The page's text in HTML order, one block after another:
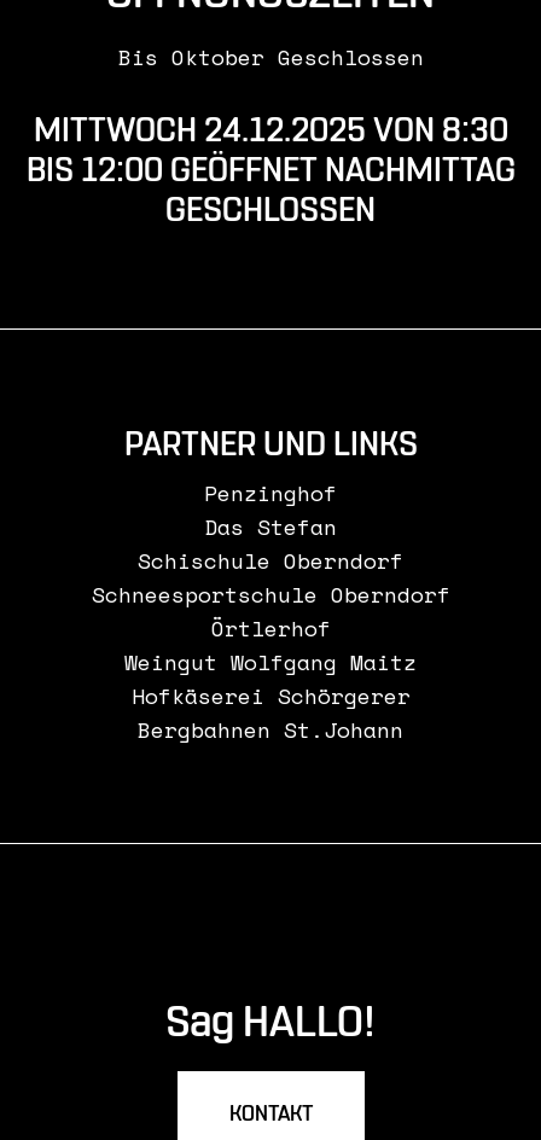
Bis Oktober Geschlossen
MITTWOCH 24.12.2025 VON 8:30
BIS 12:00 GEÖFFNET NACHMITTAG
GESCHLOSSEN
PARTNER UND LINKS
Penzinghof
Das Stefan
Schischule Oberndorf
Schneesportschule Oberndorf
Örtlerhof
Weingut Wolfgang Maitz
Hofkäserei Schörgerer
Bergbahnen St.Johann
KONTAKT
Sag HALLO!